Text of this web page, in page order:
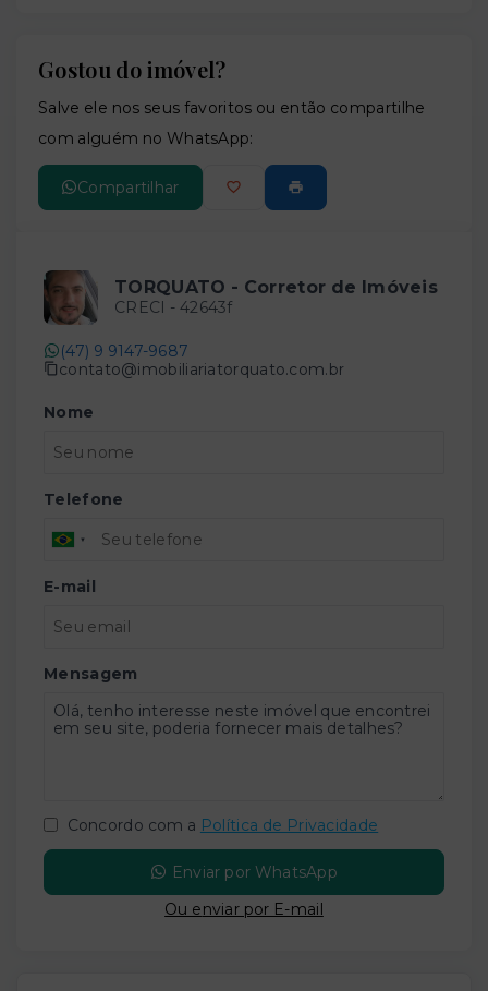
Gostou do imóvel?
Salve ele nos seus favoritos ou então compartilhe
com alguém no WhatsApp:
Compartilhar
TORQUATO - Corretor de Imóveis
CRECI - 42643f
(47) 9 9147-9687
contato@imobiliariatorquato.com.br
Nome
Telefone
E-mail
Mensagem
Concordo com a Política de Privacidade
Enviar por WhatsApp
Ou enviar por E-mail